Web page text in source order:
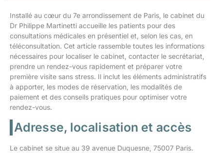
Installé au cœur du 7e arrondissement de Paris, le cabinet du
Dr Philippe Martinetti accueille les patients pour des
consultations médicales en présentiel et, selon les cas, en
téléconsultation. Cet article rassemble toutes les informations
nécessaires pour localiser le cabinet, contacter le secrétariat,
prendre un rendez-vous rapidement et préparer votre
première visite sans stress. Il inclut les éléments administratifs
à apporter, les modes de réservation, les modalités de
paiement et des conseils pratiques pour optimiser votre
rendez-vous.
Adresse, localisation et accès
Le cabinet se situe au 39 avenue Duquesne, 75007 Paris.